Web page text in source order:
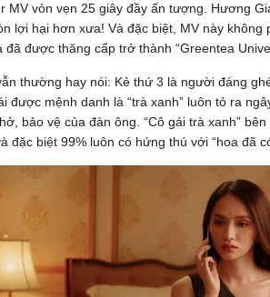
MV vỏn vẹn 25 giây đầy ấn tượng. Hương
lợi hại hơn xưa! Và đặc biệt, MV này không
đã được thăng cấp trở thành “Greentea
thường hay nói: Kẻ thứ 3 là người đáng
được mệnh danh là “trà xanh” luôn tỏ ra
bảo vệ của đàn ông. “Cô gái trà xanh”
đặc biệt 99% luôn có hứng thú với “hoa đã